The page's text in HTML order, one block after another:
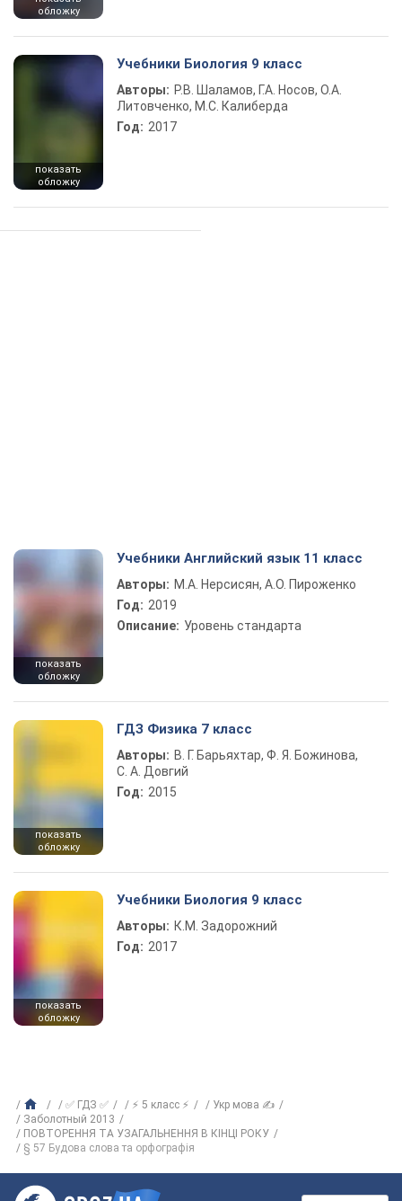
обложку
показать
обложку
Учебники Биология 9 класс
Авторы: Р.В. Шаламов, Г.А. Носов, О.А.
Литовченко, М.С. Калиберда
Год: 2017
показать
обложку
Учебники Английский язык 11 класс
Авторы: М.А. Нерсисян, А.О. Пироженко
Год: 2019
Описание: Уровень стандарта
показать
обложку
ГДЗ Физика 7 класс
Авторы: В. Г. Барьяхтар, Ф. Я. Божинова,
С. А. Довгий
Год: 2015
показать
обложку
Учебники Биология 9 класс
Авторы: К.М. Задорожний
Год: 2017
✅ ГДЗ ✅ ⚡ 5 класс ⚡
Укр мова ✍
Заболотный 2013
ПОВТОРЕННЯ ТА УЗАГАЛЬНЕННЯ В КІНЦІ РОКУ
§ 57 Будова слова та орфографія